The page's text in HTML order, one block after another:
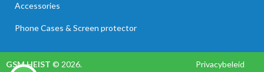
Accessories
Phone Cases & Screen protector
GSM HEIST © 2026. Privacybeleid